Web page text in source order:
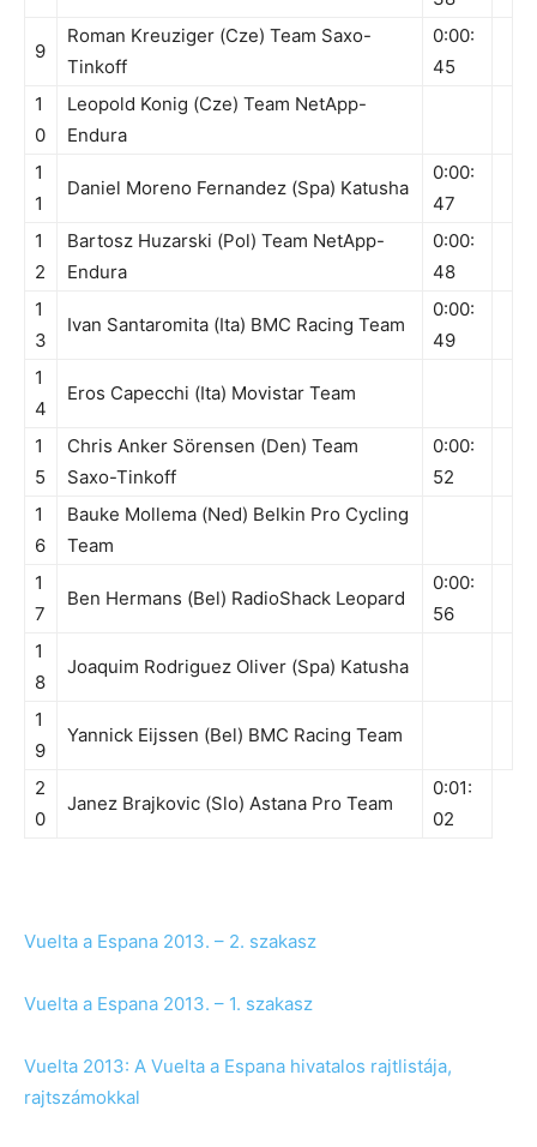
9
Roman Kreuziger (Cze) Team Saxo-
Tinkoff
0:00:
45
1
0
Leopold Konig (Cze) Team NetApp-
Endura
1
1
Daniel Moreno Fernandez (Spa) Katusha
0:00:
47
1
2
Bartosz Huzarski (Pol) Team NetApp-
Endura
0:00:
48
1
3
Ivan Santaromita (Ita) BMC Racing Team
0:00:
49
1
4
Eros Capecchi (Ita) Movistar Team
1
5
Chris Anker Sörensen (Den) Team
Saxo-Tinkoff
0:00:
52
1
6
Bauke Mollema (Ned) Belkin Pro Cycling
Team
1
7
Ben Hermans (Bel) RadioShack Leopard
0:00:
56
1
8
Joaquim Rodriguez Oliver (Spa) Katusha
1
9
Yannick Eijssen (Bel) BMC Racing Team
2
0
Janez Brajkovic (Slo) Astana Pro Team
0:01:
02
Vuelta a Espana 2013. – 2. szakasz
Vuelta a Espana 2013. – 1. szakasz
Vuelta 2013: A Vuelta a Espana hivatalos rajtlistája,
rajtszámokkal